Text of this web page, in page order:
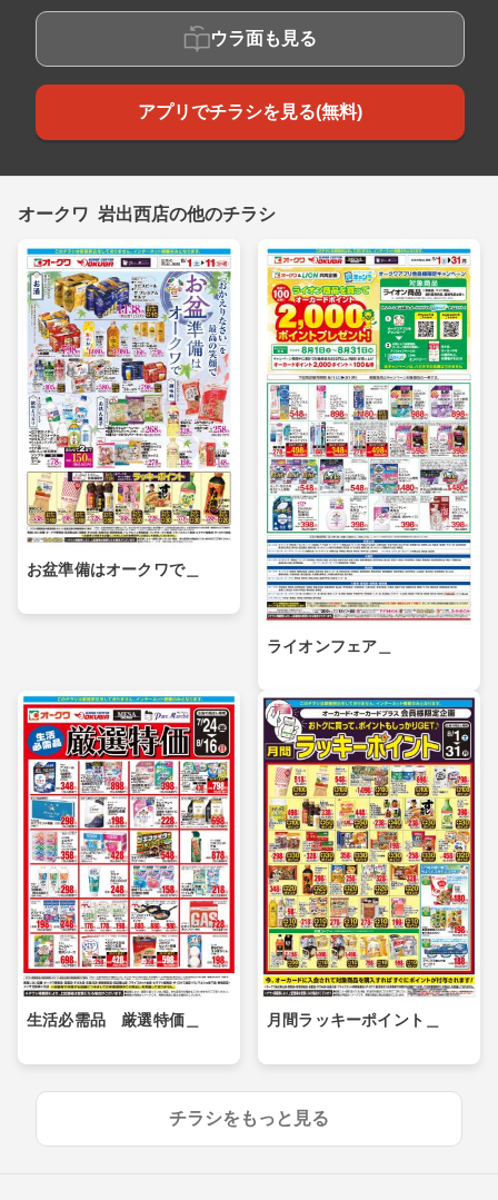
ウラ面も見る
アプリでチラシを見る(無料)
オークワ 岩出西店の他のチラシ
お盆準備はオークワで＿
ライオンフェア＿
生活必需品 厳選特価＿ 月間ラッキーポイント＿
チラシをもっと見る